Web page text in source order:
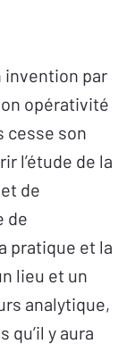
invention par
opérativité
cesse son
l’étude de la
de
de
pratique et la
lieu et un
analytique,
qu’il y aura